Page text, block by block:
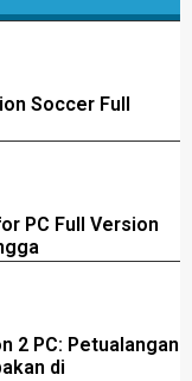
Soccer Full
PC Full Version
2 PC: Petualangan
di